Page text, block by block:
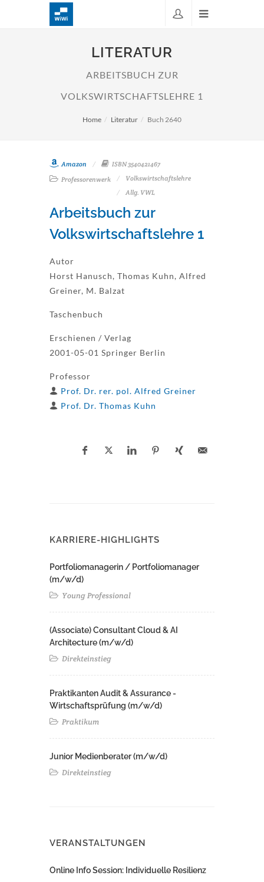
LITERATUR
ARBEITSBUCH ZUR
VOLKSWIRTSCHAFTSLEHRE 1
Home Literatur Buch 2640
Amazon
ISBN 3540421467
Professorenwerk
Volkswirtschaftslehre
Allg. VWL
Arbeitsbuch zur
Volkswirtschaftslehre 1
Autor
Horst Hanusch, Thomas Kuhn, Alfred
Greiner, M. Balzat
Taschenbuch
Erschienen / Verlag
2001-05-01 Springer Berlin
Professor
Prof. Dr. rer. pol. Alfred Greiner
Prof. Dr. Thomas Kuhn
KARRIERE-HIGHLIGHTS
Portfoliomanagerin / Portfoliomanager
(m/w/d)
Young Professional
(Associate) Consultant Cloud & AI
Architecture (m/w/d)​ ​
Direkteinstieg
Praktikanten Audit & Assurance -
Wirtschaftsprüfung (m/w/d)
Praktikum
Junior Medienberater (m/w/d)
Direkteinstieg
VERANSTALTUNGEN
Online Info Session: Individuelle Resilienz